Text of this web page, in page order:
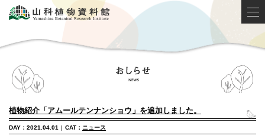
植物紹介「アムールテンナンショウ」を追加しました。
DAY：2021.04.01 | CAT： ニュース